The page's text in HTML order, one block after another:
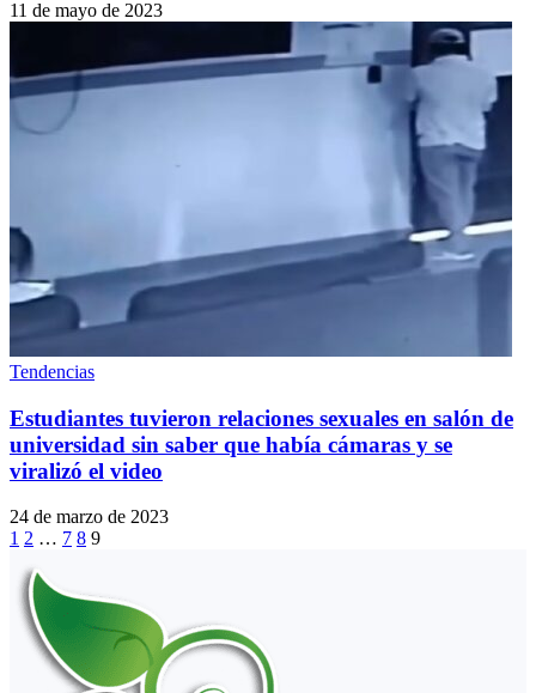
11 de mayo de 2023
Tendencias
Estudiantes tuvieron relaciones sexuales en salón de
universidad sin saber que había cámaras y se
viralizó el video
24 de marzo de 2023
1 2 … 7 8 9